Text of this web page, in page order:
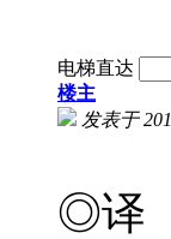
电梯直达
楼主
发表于
◎译